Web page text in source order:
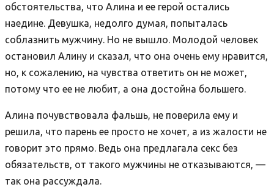
обстоятельства, что Алина и ее герой остались
наедине. Девушка, недолго думая, попыталась
соблазнить мужчину. Но не вышло. Молодой человек
остановил Алину и сказал, что она очень ему нравится,
но, к сожалению, на чувства ответить он не может,
потому что ее не любит, а она достойна большего.
Алина почувствовала фальшь, не поверила ему и
решила, что парень ее просто не хочет, а из жалости не
говорит это прямо. Ведь она предлагала секс без
обязательств, от такого мужчины не отказываются, —
так она рассуждала.